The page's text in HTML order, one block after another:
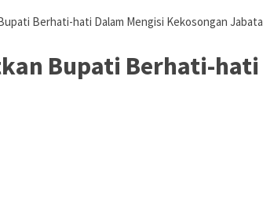
Berhati-hati Dalam Mengisi Kekosongan
Bupati Berhati-